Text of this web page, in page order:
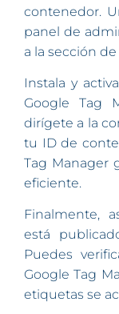
contenedor.
panel de
a la sección
Instala y
Google Tag
dirígete a la
tu ID de
Tag Manager
eficiente.
Finalmente,
está
Puedes
Google Tag
etiquetas se